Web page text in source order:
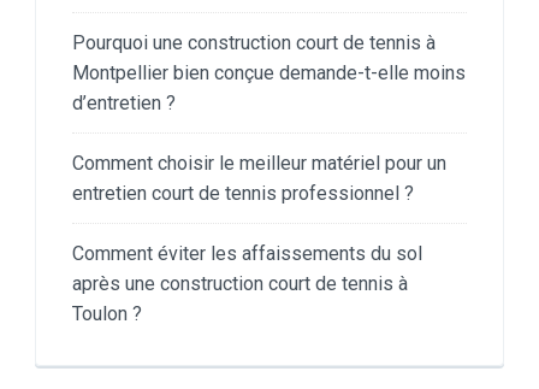
Pourquoi une construction court de tennis à
Montpellier bien conçue demande-t-elle moins
d’entretien ?
Comment choisir le meilleur matériel pour un
entretien court de tennis professionnel ?
Comment éviter les affaissements du sol
après une construction court de tennis à
Toulon ?